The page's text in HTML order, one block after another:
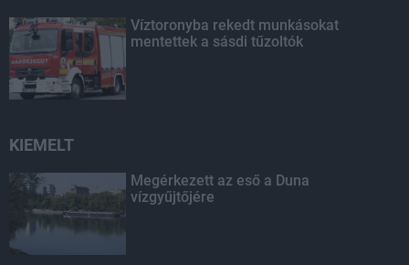
Víztoronyba rekedt munkásokat
mentettek a sásdi tűzoltók
KIEMELT
Megérkezett az eső a Duna
vízgyűjtőjére